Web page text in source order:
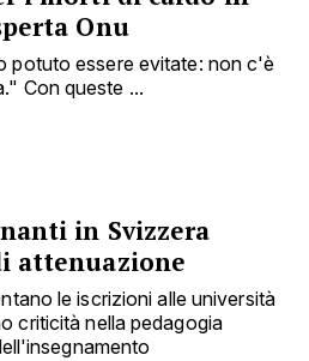
Onu
potuto essere evitate: non c'è
Con queste ...
in Svizzera
attenuazione
le iscrizioni alle università
criticità nella pedagogia